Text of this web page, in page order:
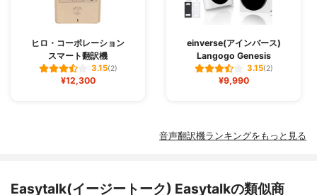
ヒロ・コーポレーション
スマート翻訳機
3.15(2)
¥12,300
einverse(アインバース)
Langogo Genesis
3.15(2)
¥9,990
音声翻訳機ランキングをもっと見る
Easytalk(イージートーク) Easytalkの類似商